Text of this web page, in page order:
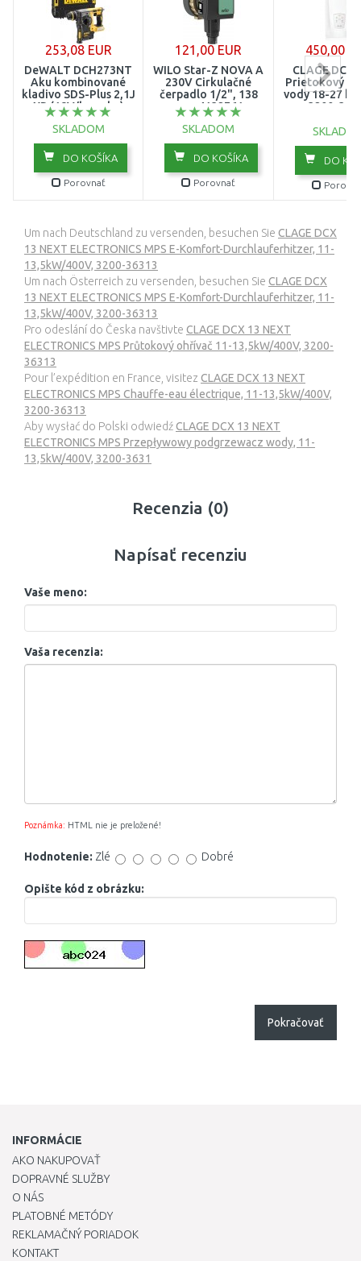
253,08 EUR
DeWALT DCH273NT
Aku kombinované
kladivo SDS-Plus 2,1J
XR (18V/bez aku)
kufor Tstak
SKLADOM
DO KOŠÍKA
Porovnať
121,00 EUR
WILO Star-Z NOVA A
230V Cirkulačné
čerpadlo 1/2", 138
mm, 4132761
SKLADOM
DO KOŠÍKA
Porovnať
450,00
CLAGE DCX
Prietokový
vody 18-27
3200-
DO
Um nach Deutschland zu versenden, besuchen Sie CLAGE DCX
13 NEXT ELECTRONICS MPS E-Komfort-Durchlauferhitzer, 11-
13,5kW/400V, 3200-36313
Um nach Österreich zu versenden, besuchen Sie CLAGE DCX
13 NEXT ELECTRONICS MPS E-Komfort-Durchlauferhitzer, 11-
13,5kW/400V, 3200-36313
Pro odeslání do Česka navštivte CLAGE DCX 13 NEXT
ELECTRONICS MPS Průtokový ohřívač 11-13,5kW/400V, 3200-
36313
Pour l’expédition en France, visitez CLAGE DCX 13 NEXT
ELECTRONICS MPS Chauffe-eau électrique, 11-13,5kW/400V,
3200-36313
Aby wysłać do Polski odwiedźCLAGE DCX 13 NEXT
ELECTRONICS MPS Przepływowy podgrzewacz wody, 11-
13,5kW/400V, 3200-3631
Recenzia (0)
Napísať recenziu
Vaše meno:
Vaša recenzia:
Poznámka: HTML nie je preložené!
Hodnotenie: Zlé Dobré
Opište kód z obrázku:
Pokračovať
INFORMÁCIE
AKO NAKUPOVAŤ
DOPRAVNÉ SLUŽBY
O NÁS
PLATOBNÉ METÓDY
REKLAMAČNÝ PORIADOK
KONTAKT